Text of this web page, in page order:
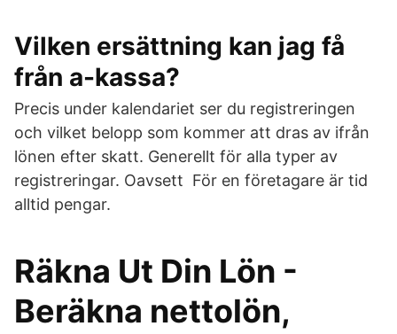
Vilken ersättning kan jag få
från a-kassa?
Precis under kalendariet ser du registreringen
och vilket belopp som kommer att dras av ifrån
lönen efter skatt. Generellt för alla typer av
registreringar. Oavsett För en företagare är tid
alltid pengar.
Räkna Ut Din Lön -
Beräkna nettolön,